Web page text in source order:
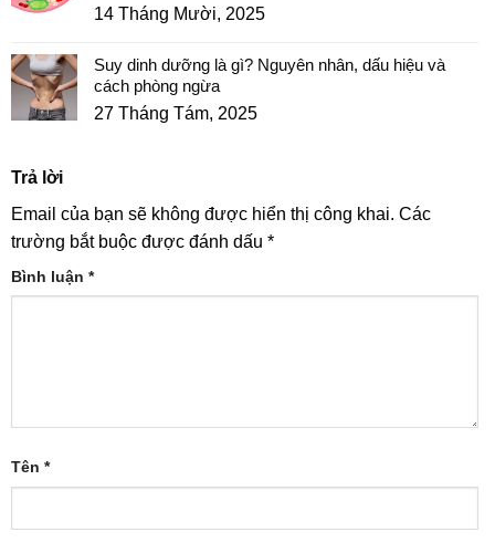
14 Tháng Mười, 2025
Suy dinh dưỡng là gì? Nguyên nhân, dấu hiệu và
cách phòng ngừa
27 Tháng Tám, 2025
Trả lời
Email của bạn sẽ không được hiển thị công khai. Các
trường bắt buộc được đánh dấu *
Bình luận *
Tên *